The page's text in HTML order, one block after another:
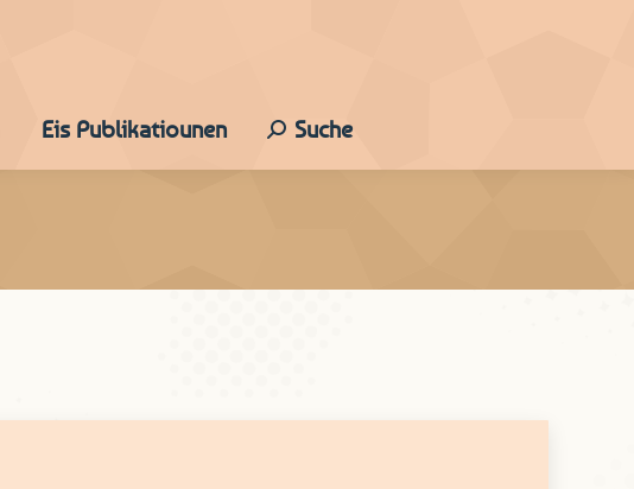
Eis Publikatiounen Search:
Suche